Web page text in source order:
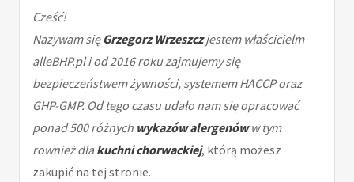
Cześć!
Nazywam sięGrzegorz Wrzeszczjestem właścicielm
alleBHP.pl i od 2016 roku zajmujemy się
bezpieczeństwem żywności, systemem HACCP oraz
GHP-GMP. Od tego czasu udało nam się opracować
ponad 500 różnych wykazów alergenóww tym
rownież dlakuchni chorwackiej, którą możesz
zakupić na tej stronie.